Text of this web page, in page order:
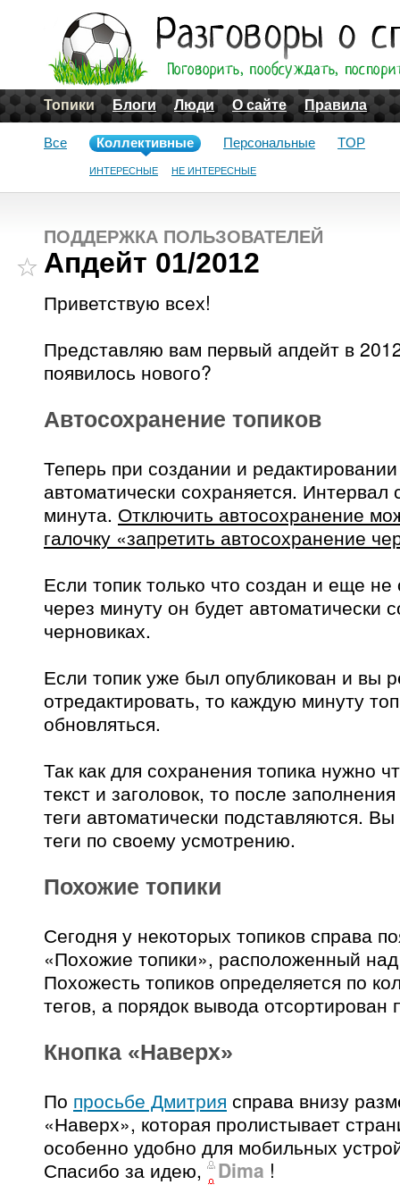
Топики Блоги Люди О сайте Правила
Все Коллективные
ИНТЕРЕСНЫЕ НЕ ИНТЕРЕСНЫЕ
Персональные TOP
ПОДДЕРЖКА ПОЛЬЗОВАТЕЛЕЙ
Апдейт 01/2012
Приветствую всех!
Представляю вам первый апдейт в
появилось нового?
Автосохранение топиков
Теперь при создании и
автоматически сохраняется.
минута. Отключить автосохранение
галочку «запретить автосохранение
Если топик только что создан и еще не
через минуту он будет автоматически
черновиках.
Если топик уже был опубликован и вы
отредактировать, то каждую минуту
обновляться.
Так как для сохранения топика нужно
текст и заголовок, то после
теги автоматически подставляются.
теги по своему усмотрению.
Похожие топики
Сегодня у некоторых топиков справа
«Похожие топики», расположенный
Похожесть топиков определяется по
тегов, а порядок вывода отсортирован
Кнопка «Наверх»
По просьбе Дмитрия справа внизу
«Наверх», которая пролистывает
особенно удобно для мобильных
Спасибо за идею,
Dima !